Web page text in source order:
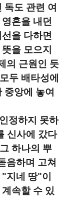
독도 관련 여
혼을 내던
을 다하면
을 모으지
의 근원인 듯
두 배타성에
중앙에 놓여
정하지 못하
신사에 갔다
하나의 뿌
음하며 고쳐
지네 땅"이
속할 수 있